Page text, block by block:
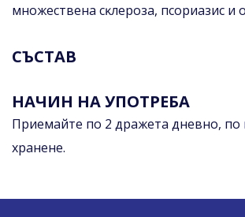
мнoжecтвeнa cĸлepoзa, пcopиaзиc и
СЪСТАВ
НАЧИН НА УПОТРЕБА
Приемайте по 2 дражета дневно, по
хранене.